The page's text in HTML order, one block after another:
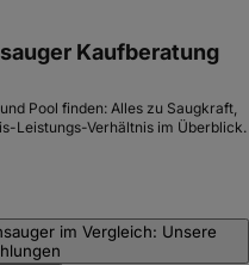
Kaufberatung
Pool finden: Alles zu Saugkraft,
Leistungs-Verhältnis im Überblick.
im Vergleich: Unsere